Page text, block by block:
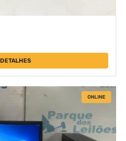
DETALHES
ONLINE